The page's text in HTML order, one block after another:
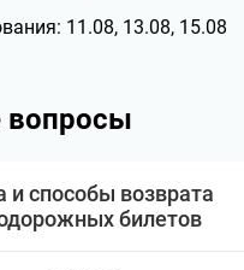
11.08, 13.08, 15.08
вопросы
и способы возврата
билетов